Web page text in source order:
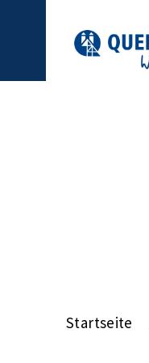
Startseite